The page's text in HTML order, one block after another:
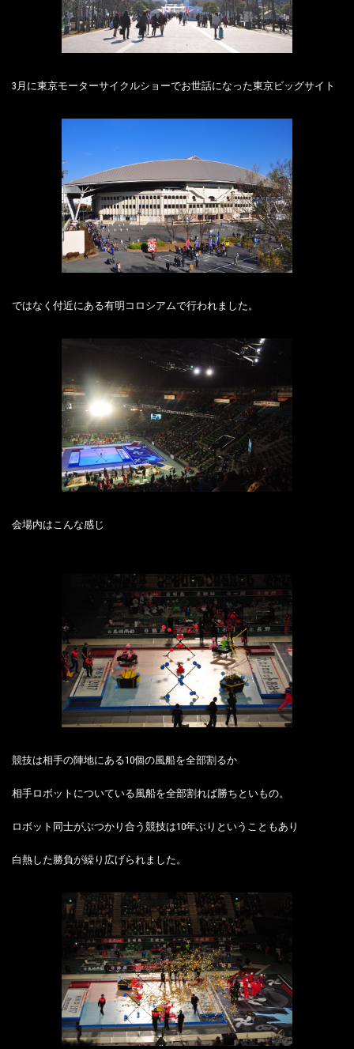
3月に東京モーターサイクルショーでお世話になった東京ビッグサイト
ではなく付近にある有明コロシアムで行われました。
会場内はこんな感じ
競技は相手の陣地にある10個の風船を全部割るか
相手ロボットについている風船を全部割れば勝ちといもの。
ロボット同士がぶつかり合う競技は10年ぶりということもあり
白熱した勝負が繰り広げられました。